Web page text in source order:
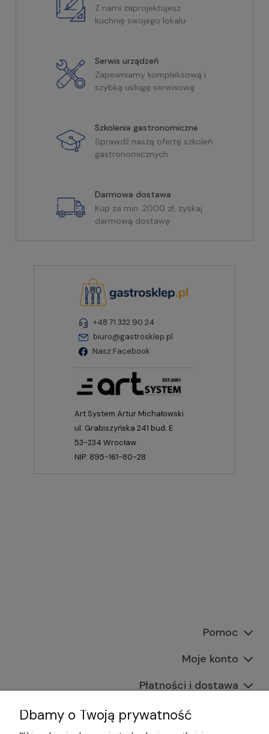
Z nami zaprojektujesz
kuchnię swojego lokalu
Serwis urządzeń
Zapewniamy kompleksową i
szybką usługę serwisową
Szkolenia gastronomiczne
Sprawdź naszą ofertę szkoleń
gastronomicznych
Darmowa dostawa
Kup za min. 2000 zł, zyskaj
darmową dostawę
+48 71 332 90 24
biuro@gastrosklep.pl
Nasz Facebook
Art System Artur Michałowski
ul. Grabiszyńska 241 bud. E
53-234 Wrocław
NIP: 895-161-80-28
Pomoc
Moje konto
Płatności i dostawa
Informacje
Dbamy o Twoją prywatność